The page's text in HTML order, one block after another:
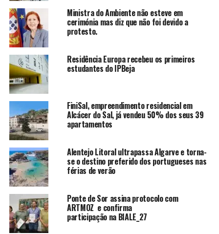
Ministra do Ambiente não esteve em
cerimónia mas diz que não foi devido a
protesto.
Residência Europa recebeu os primeiros
estudantes do IPBeja
FiniSal, empreendimento residencial em
Alcácer do Sal, já vendeu 50% dos seus 39
apartamentos
Alentejo Litoral ultrapassa Algarve e torna-
se o destino preferido dos portugueses nas
férias de verão
Ponte de Sor assina protocolo com
ARTMOZ e confirma
participação na BIALE_27